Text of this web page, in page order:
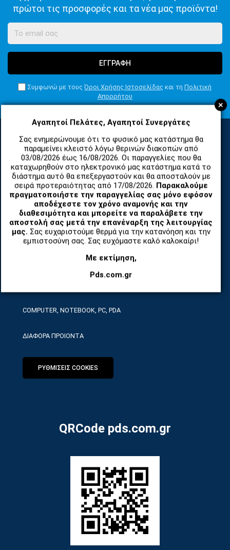
+
Αγαπητοί Πελάτες, Αγαπητοί Συνεργάτες
Σας ενημερώνουμε ότι το φυσικό μας κατάστημα θα
παραμείνει κλειστό λόγω θερινών διακοπών από
03/08/2026 έως 16/08/2026. Οι παραγγελίες που θα
καταχωρηθούν στο ηλεκτρονικό μας κατάστημα κατά το
διάστημα αυτό θα επεξεργαστούν και θα αποσταλούν με
σειρά προτεραιότητας από 17/08/2026. Παρακαλούμε
πραγματοποιήστε την παραγγελίας σας μόνο εφόσον
αποδέχεστε τον χρόνο αναμονής και την
διαθεσιμότητα και μπορείτε να παραλάβετε την
αποστολή σας μετά την επανέναρξη της λειτουργίας
μας. Σας ευχαριστούμε θερμά για την κατανόηση και την
εμπιστοσύνη σας. Σας ευχόμαστε καλό καλοκαίρι!
Με εκτίμηση,
Pds.com.gr
πρώτοι τις προσφορές και τα νέα μας προϊόντα!
ΕΓΓΡΑΦΗ
Συμφωνώ με τους Όροι Χρήσης Ιστοσελίδας και τη Πολιτική
Απορρήτου
ΚΑΤΗΓΟΡΙΕΣ
ΑΝΤΑΛΛΑΚΤΙΚΑ ΚΑΙ ΑΞΕΣΟΥΑΡ ΚΙΝΗΤΩΝ ΤΗΛΕΦΩΝΩΝ
TABLET
ΤΗΛΕΠΙΚΟΙΝΩΝΙΕΣ, ΑΣΥΡΜΑΤΑ, FCT
COMPUTER, NOTEBOOK, PC, PDA
ΔΙΑΦΟΡΑ ΠΡΟΙΟΝΤΑ
ΡΥΘΜΙΣΕΙΣ COOKIES
QRCode pds.com.gr